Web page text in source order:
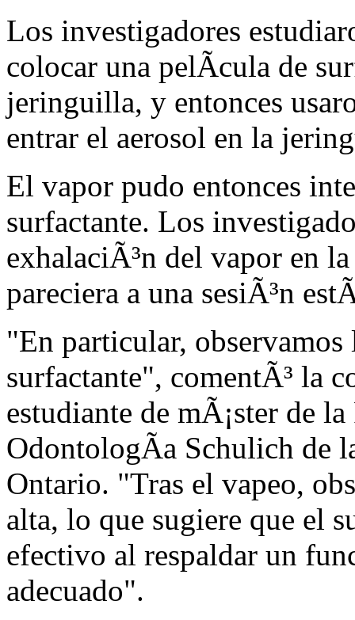
Los investigadores
colocar una pelÃ­cula de
jeringuilla, y entonces
entrar el aerosol en la
El vapor pudo entonces
surfactante. Los
exhalaciÃ³n del vapor en
pareciera a una sesiÃ³n
"En particular,
surfactante", comentÃ³ la
estudiante de mÃ¡ster de
OdontologÃ­a Schulich de
Ontario. "Tras el vapeo,
alta, lo que sugiere que el
efectivo al respaldar un
adecuado".